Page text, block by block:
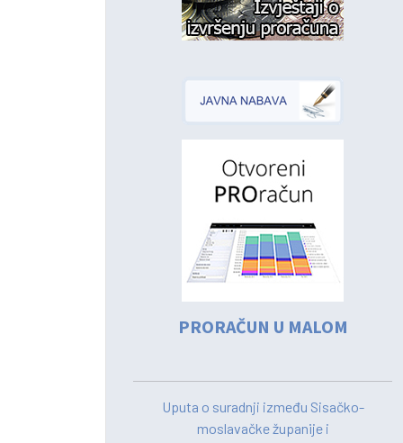
PRORAČUN U MALOM
Uputa o suradnji između Sisačko-
moslavačke županije i